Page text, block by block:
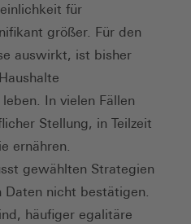
für
größer. Für den
auswirkt, ist bisher
In vielen Fällen
Stellung, in Teilzeit
ernähren.
gewählten Strategien
Daten nicht bestätigen.
häufiger egalitäre